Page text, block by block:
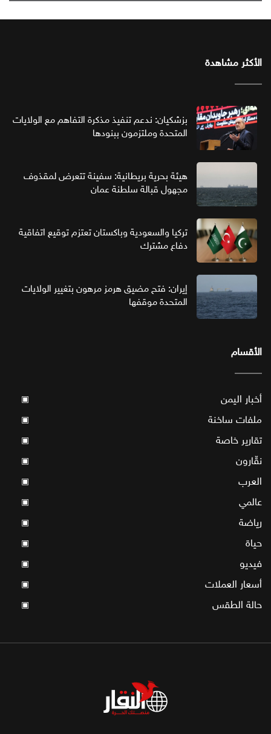
الأكثر مشاهدة
بزشكيان: ندعم تنفيذ مذكرة التفاهم مع الولايات
المتحدة وملتزمون ببنودها
هيئة بحرية بريطانية: سفينة تتعرض لمقذوف
مجهول قبالة سلطنة عمان
تركيا والسعودية وباكستان تعتزم توقيع اتفاقية
دفاع مشترك
إيران: فتح مضيق هرمز مرهون بتغيير الولايات
المتحدة موقفها
الأقسام
أخبار اليمن ▣
ملفات ساخنة ▣
تقارير خاصة ▣
نقّارون ▣
العرب ▣
عالمي ▣
رياضة ▣
حياة ▣
فيديو ▣
أسعار العملات ▣
حالة الطقس ▣